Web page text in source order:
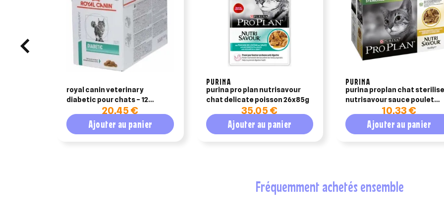
royal canin veterinary
diabetic pour chats – 12
sachets repas x 85 g
20,45 €
Ajouter au panier
PURINA
purina pro plan nutrisavour
chat delicate poisson 26x85g
35,05 €
Ajouter au panier
PURINA
purina proplan chat
nutrisavour sauce poulet
10,33 €
Ajouter au panier
fréquemment achetés ensemble